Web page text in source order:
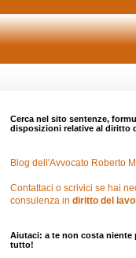
Cerca nel sito sentenze,
disposizioni relative al diritto
Blog dell'Avvocato Roberto
Contattaci o scrivici se hai
consulenza in diritto del
Aiutaci: a te non costa niente
tutto!